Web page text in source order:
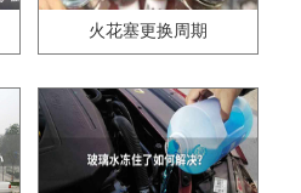
火花塞更换周期